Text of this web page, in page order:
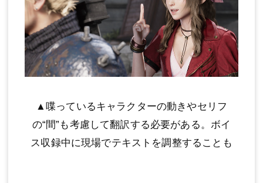
▲喋っているキャラクターの動きやセリフ
の“間”も考慮して翻訳する必要がある。ボイ
ス収録中に現場でテキストを調整することも